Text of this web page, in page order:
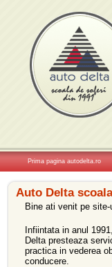
Prima pagina autodelta.ro
Auto Delta
Bine ati venit pe site-
Infiintata in anul
Delta presteaza
practica in vederea
conducere.